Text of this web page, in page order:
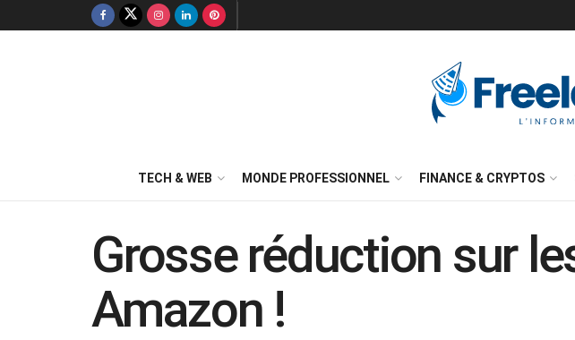
TECH & WEB MONDE PROFESSIONNEL FINANCE & CRYPTOS
Grosse réduction sur
Amazon !